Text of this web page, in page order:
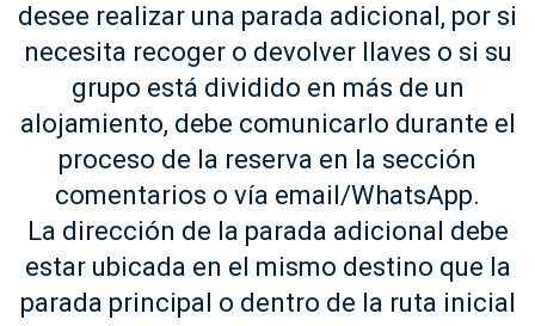
desee realizar una parada adicional, por si
necesita recoger o devolver llaves o si su
grupo está dividido en más de un
alojamiento, debe comunicarlo durante el
proceso de la reserva en la sección
comentarios o vía email/WhatsApp.
La dirección de la parada adicional debe
estar ubicada en el mismo destino que la
parada principal o dentro de la ruta inicial